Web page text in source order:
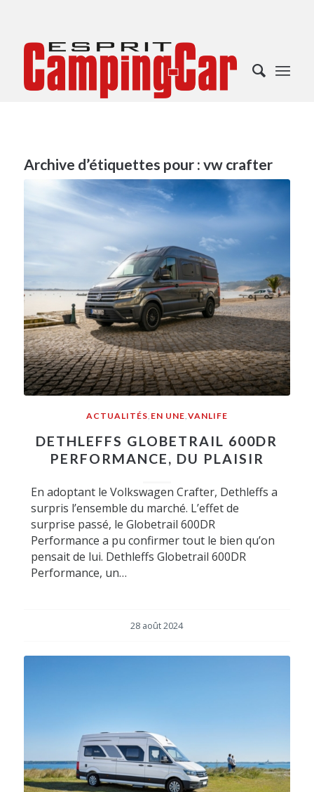
Archive d’étiquettes pour : vw crafter
ACTUALITÉS EN UNE VANLIFE
DETHLEFFS GLOBETRAIL 600DR
PERFORMANCE, DU PLAISIR
En adoptant le Volkswagen Crafter, Dethleffs a
surpris l’ensemble du marché. L’effet de
surprise passé, le Globetrail 600DR
Performance a pu confirmer tout le bien qu’on
pensait de lui. Dethleffs Globetrail 600DR
Performance, un…
28 août 2024